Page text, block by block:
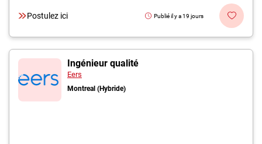
Postulez ici Publié il y a 19 jours
Ingénieur qualité
Eers
Montreal (Hybride)